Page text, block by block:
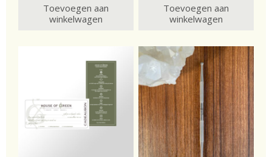
Toevoegen aan
winkelwagen
Toevoegen aan
winkelwagen